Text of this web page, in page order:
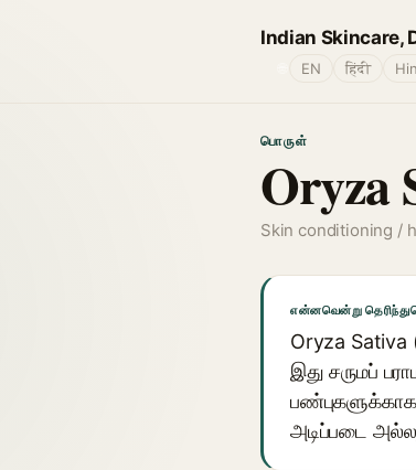
Indian Skincare,
EN हिंदी
பொருள்
Oryza
Skin conditioning /
என்னவென்று
Oryza Sativa
இது சருமப்
அடிப்படை